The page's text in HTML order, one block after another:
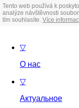
Tento web používá k
analýze návštěvnosti
tím souhlasíte. Více
▽
О нас
▽
Актуальное